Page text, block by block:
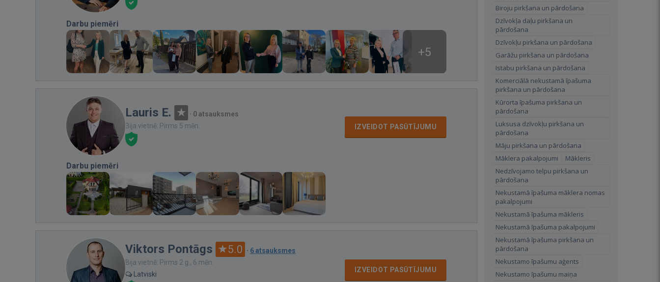
Darbu piemēri
+5
Lauris E. · 0 atsauksmes
Bija vietnē: Pirms 5 mēn.
IZVEIDOT PASŪTĪJUMU
Darbu piemēri
Viktors Pontāgs 5.0 · 6 atsauksmes
Bija vietnē: Pirms 2 g., 6 mēn.
Latviski
IZVEIDOT PASŪTĪJUMU
Biroju pirkšana un pārdošana
Dzīvokļa daļu pirkšana un
pārdošana
Dzīvokļu pirkšana un pārdošana
Garāžu pirkšana un pārdošana
Istabu pirkšana un pārdošana
Komerciālā nekustamā īpašuma
pirkšana un pārdošana
Kūrorta īpašuma pirkšana un
pārdošana
Luksusa dzīvokļu pirkšana un
pārdošana
Māju pirkšana un pārdošana
Māklera pakalpojumi
Mākleris
Nedzīvojamo telpu pirkšana un
pārdošana
Nekustamā īpašuma māklera nomas
pakalpojumi
Nekustamā īpašuma mākleris
Nekustamā īpašuma pakalpojumi
Nekustamā īpašuma pirkšana un
pārdošana
Nekustamo īpašumu aģents
Nekustamo īpašumu maiņa